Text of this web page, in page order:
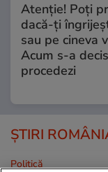
Atenție! Poți
dacă-ți
sau pe cineva
Acum s-a
procedezi
ȘTIRI
Politică